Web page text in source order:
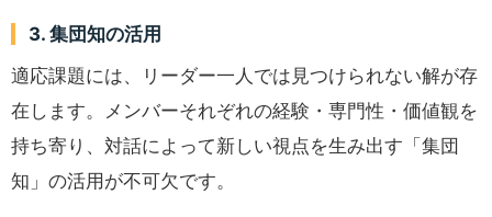
3. 集団知の活用
適応課題には、リーダー一人では見つけられない解が存
在します。メンバーそれぞれの経験・専門性・価値観を
持ち寄り、対話によって新しい視点を生み出す「集団
知」の活用が不可欠です。